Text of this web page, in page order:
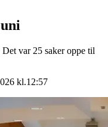
var 25 saker oppe til
kl.12:57